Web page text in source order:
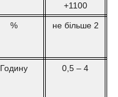
+1100
% не більше 2
Годину 0,5 – 4